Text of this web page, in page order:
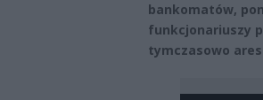
bankomatów,
funkcjonariuszy
tymczasowo